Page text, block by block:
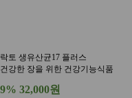
락토 생유산균17 플러스
건강한 장을 위한 건강기능식품
9% 32,000원